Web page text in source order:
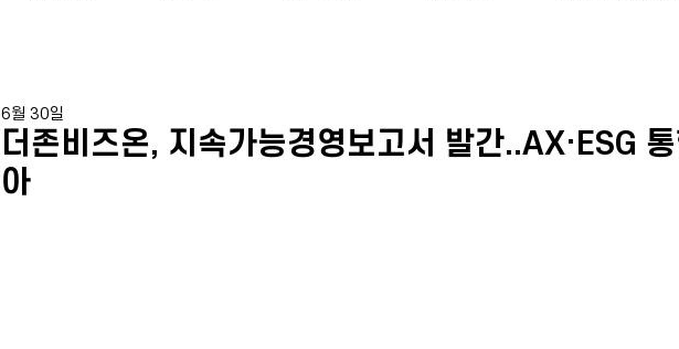
더존비즈온, 지속가능경영보고서 발간..AX·ESG
아
6월 30일